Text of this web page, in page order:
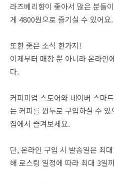
라즈베리향이 좋아서 많은 분들
게 4800원으로 즐기실 수 있어요.
또한 좋은 소식 한가지!
이제부터 매장 뿐 아니라 온라인
다.
커피미업 스토어와 네이버 스마
는 커피를 원두로 구입하실 수
집에서 즐겨보세요.
단, 온라인 구입 시 발송일은 최
해 로스팅 일정에 따라 최대 3일